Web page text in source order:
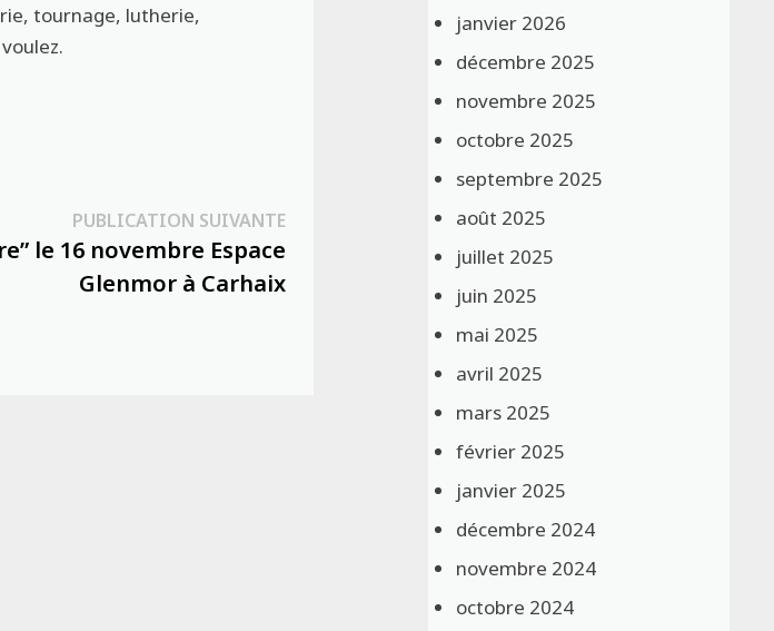
tournage, lutherie,
PUBLICATION SUIVANTEPublication
suivante :
le 16 novembre Espace
Glenmor à Carhaix
janvier 2026
décembre 2025
novembre 2025
octobre 2025
septembre 2025
août 2025
juillet 2025
juin 2025
mai 2025
avril 2025
mars 2025
février 2025
janvier 2025
décembre 2024
novembre 2024
octobre 2024